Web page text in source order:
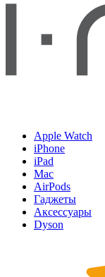
Apple Watch
iPhone
iPad
Mac
AirPods
Гаджеты
Аксессуары
Dyson